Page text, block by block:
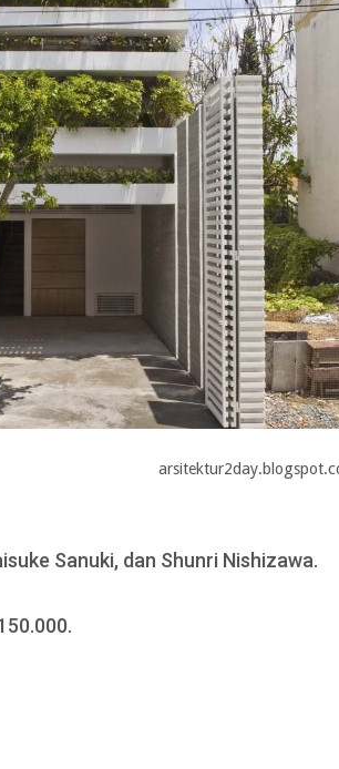
Sanuki, dan Shunri Nishizawa.